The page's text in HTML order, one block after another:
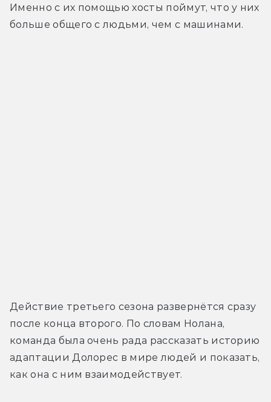
Именно с их помощью хосты поймут, что у них
больше общего с людьми, чем с машинами.
Действие третьего сезона развернётся сразу
после конца второго. По словам Нолана,
команда была очень рада рассказать историю
адаптации Долорес в мире людей и показать,
как она с ним взаимодействует.